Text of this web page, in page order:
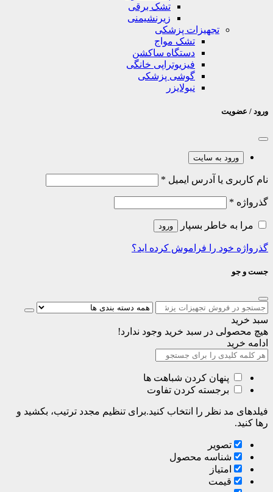
تشک برقی
زیرنشیمنی
تجهیزات پزشکی
تشک مواج
دستگاه ساکشن
فیزیوتراپی خانگی
گوشی پزشکی
نبولایزر
ورود / عضویت
ورود به سایت
نام کاربری یا آدرس ایمیل *
گذرواژه *
مرا به خاطر بسپار ورود
گذرواژه خود را فراموش کرده اید؟
جست و جو
سبد خرید
هیچ محصولی در سبد خرید وجود ندارد!
ادامه خرید
پنهان کردن شباهت ها
برجسته کردن تفاوت
فیلدهای مد نظر را انتخاب کنید.برای تنظیم مجدد ترتیب، بکشید و
رها کنید.
تصویر
شناسه محصول
امتیاز
قیمت